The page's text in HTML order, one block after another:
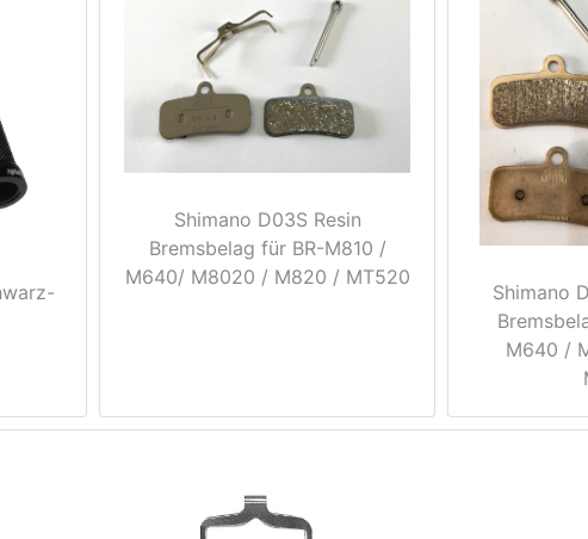
Shimano D03S Resin
Bremsbelag für BR-M810 /
M640/ M8020 / M820 / MT520
Shimano
M640 /